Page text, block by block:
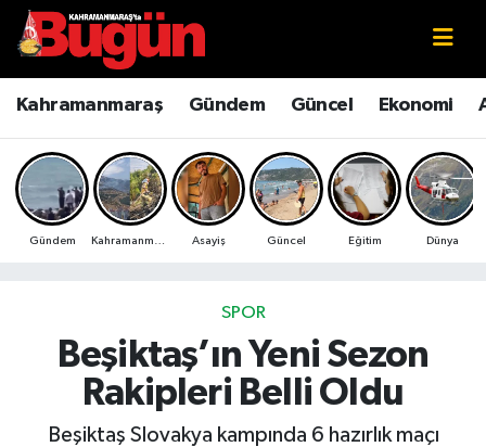
Kahramanmaraş Gündem Güncel Ekonomi
Gündem Asayiş Güncel Eğitim Dünya
SPOR
Beşiktaş’ın Yeni Sezon
Rakipleri Belli Oldu
Beşiktaş Slovakya kampında 6 hazırlık maçı
Kahramanmaraş
Kahramanmaraş Sokak Röportajları
Bilim ve Teknoloji
Çevre
Ekonomi
Kahramanmaraş Nöbetçi Eczaneler
Kahramanmaraş Hava Durumu
Kahramanmaraş Namaz Vakitleri
Kahramanmaraş Trafik Yoğunluk Haritası
Süper Lig Puan Durumu ve Fikstür
Tüm Manşetler
Son Dakika Haberleri